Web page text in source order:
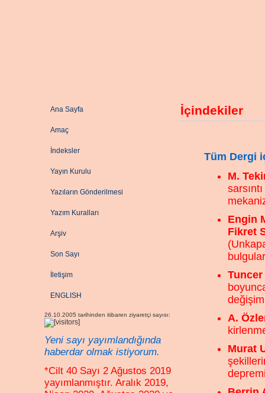
Ana Sayfa
Amaç
İndeksler
Yayın Kurulu
Yazıların Gönderilmesi
Yazım Kuralları
Arşiv
Son Sayı
İletişim
ENGLISH
26.10.2005 tarihinden itibaren ziyaretçi sayısı:
Yeni sayı yayımlandığında
haberdar olmak istiyorum.
*Cilt 40 Sayı 2 Ağustos 2019
yayımlanmıştır. Aralık 2019,
İçindekiler
Tüm Dergi
M.
Engin
Fikret
Tuncer
A.
Murat